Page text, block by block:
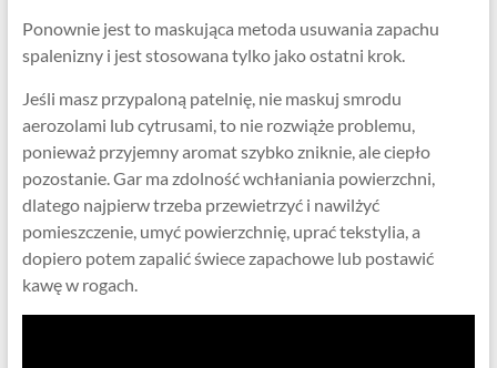
Ponownie jest to maskująca metoda usuwania zapachu
spalenizny i jest stosowana tylko jako ostatni krok.
Jeśli masz przypaloną patelnię, nie maskuj smrodu
aerozolami lub cytrusami, to nie rozwiąże problemu,
ponieważ przyjemny aromat szybko zniknie, ale ciepło
pozostanie. Gar ma zdolność wchłaniania powierzchni,
dlatego najpierw trzeba przewietrzyć i nawilżyć
pomieszczenie, umyć powierzchnię, uprać tekstylia, a
dopiero potem zapalić świece zapachowe lub postawić
kawę w rogach.